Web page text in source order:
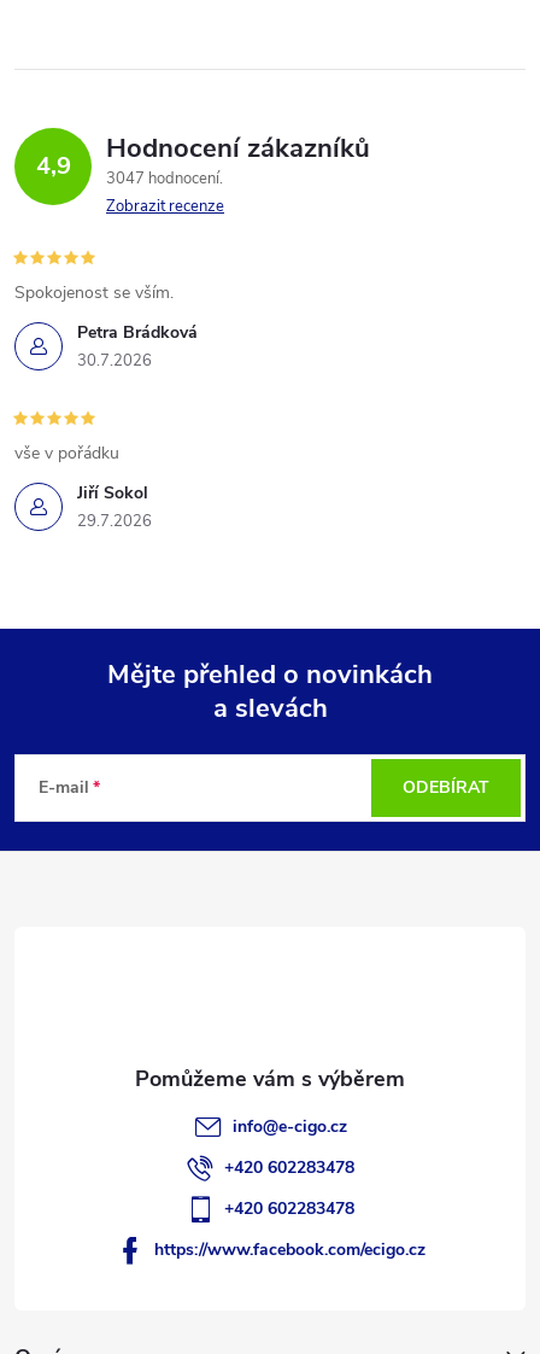
4,9 Hodnocení zákazníků
3047 hodnocení
Zobrazit recenze
Petra Brádková
30.7.2026
Spokojenost se vším.
Jiří Sokol
29.7.2026
vše v pořádku
p
Mějte přehled o novinkách
a slevách
E-mail ODEBÍRAT
info@e-cigo.cz
+420 602283478
+420 602283478
https://www.facebook.com/ecigo.cz